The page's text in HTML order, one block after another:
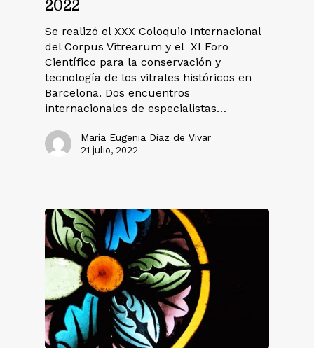
2022
Se realizó el XXX Coloquio Internacional
del Corpus Vitrearum y el XI Foro
Científico para la conservación y
tecnología de los vitrales históricos en
Barcelona. Dos encuentros
internacionales de especialistas…
María Eugenia Diaz de Vivar
21 julio, 2022